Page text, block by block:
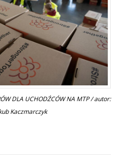
DLA UCHODŹCÓW NA MTP / autor:
Kaczmarczyk